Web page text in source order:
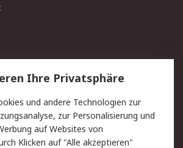
Lieferlösungen
Kontakt
Privatkunden
Ihre Privatsphäre
und andere Technologien zur
zur Personalisierung und
auf Websites von
Klicken auf "Alle akzeptieren"